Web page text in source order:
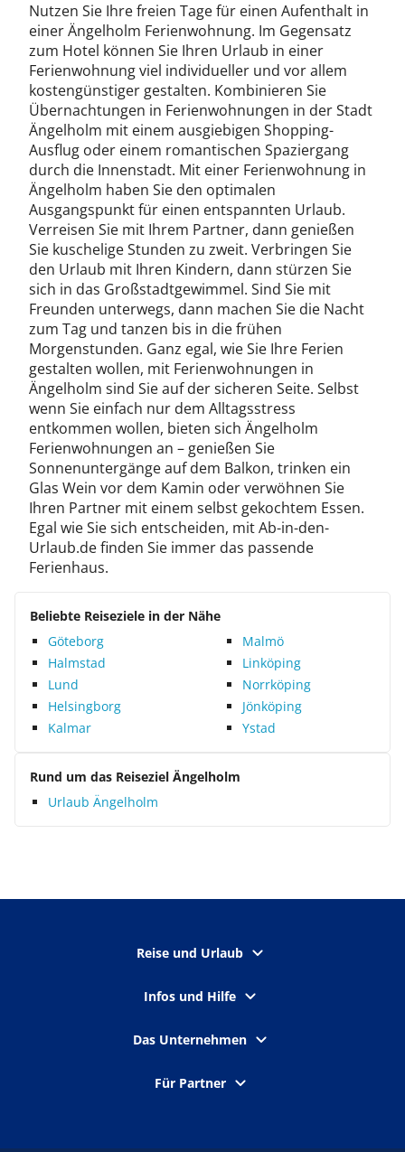
Nutzen Sie Ihre freien Tage für einen Aufenthalt in
einer Ängelholm Ferienwohnung. Im Gegensatz
zum Hotel können Sie Ihren Urlaub in einer
Ferienwohnung viel individueller und vor allem
kostengünstiger gestalten. Kombinieren Sie
Übernachtungen in Ferienwohnungen in der Stadt
Ängelholm mit einem ausgiebigen Shopping-
Ausflug oder einem romantischen Spaziergang
durch die Innenstadt. Mit einer Ferienwohnung in
Ängelholm haben Sie den optimalen
Ausgangspunkt für einen entspannten Urlaub.
Verreisen Sie mit Ihrem Partner, dann genießen
Sie kuschelige Stunden zu zweit. Verbringen Sie
den Urlaub mit Ihren Kindern, dann stürzen Sie
sich in das Großstadtgewimmel. Sind Sie mit
Freunden unterwegs, dann machen Sie die Nacht
zum Tag und tanzen bis in die frühen
Morgenstunden. Ganz egal, wie Sie Ihre Ferien
gestalten wollen, mit Ferienwohnungen in
Ängelholm sind Sie auf der sicheren Seite. Selbst
wenn Sie einfach nur dem Alltagsstress
entkommen wollen, bieten sich Ängelholm
Ferienwohnungen an – genießen Sie
Sonnenuntergänge auf dem Balkon, trinken ein
Glas Wein vor dem Kamin oder verwöhnen Sie
Ihren Partner mit einem selbst gekochtem Essen.
Egal wie Sie sich entscheiden, mit Ab-in-den-
Urlaub.de finden Sie immer das passende
Ferienhaus.
Beliebte Reiseziele in der Nähe
Göteborg
Malmö
Halmstad
Linköping
Lund
Norrköping
Helsingborg
Jönköping
Kalmar
Ystad
Rund um das Reiseziel Ängelholm
Urlaub Ängelholm
Reise und Urlaub
Infos und Hilfe
Das Unternehmen
Für Partner